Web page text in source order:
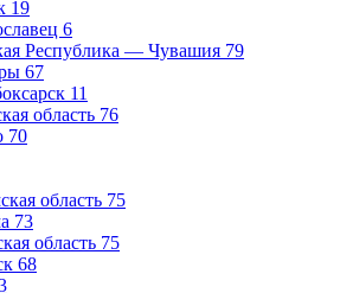
19
6
Республика — Чувашия 79
67
11
область 76
70
область 75
73
область 75
68